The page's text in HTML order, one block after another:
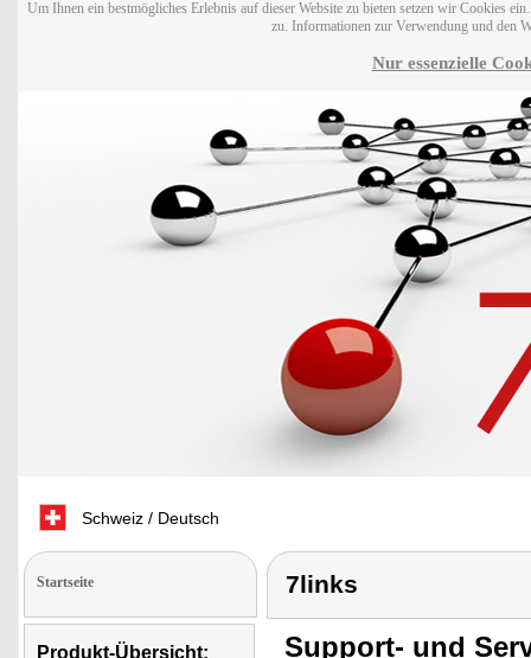
Um Ihnen ein bestmögliches Erlebnis auf dieser Website zu bieten setzen wir Cookies
zu. Informationen zur Verwendung und den
Nur essenzielle
Schweiz / Deutsch
Startseite
Produkt-Übersicht:
7links
Support- und